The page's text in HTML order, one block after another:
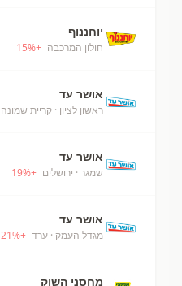
יוחננוף
חולון המרכבה +
15%
אושר עד
ראשון לציון · קריית שמונה
אושר עד
שמגר · ירושלים +
19%
אושר עד
מגדל העמק · ערד +
21%
מחסני השוק